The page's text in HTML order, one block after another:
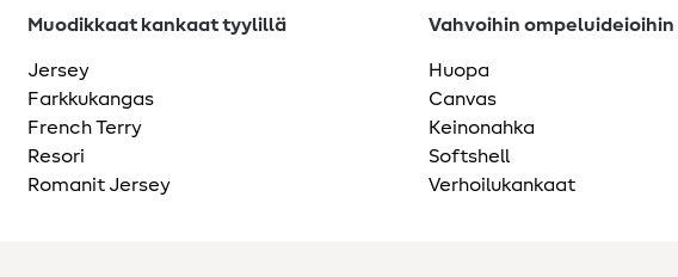
Muodikkaat kankaat tyylillä
Jersey
Farkkukangas
French Terry
Resori
Romanit Jersey
Vahvoihin ompeluideioihin
Huopa
Canvas
Keinonahka
Softshell
Verhoilukankaat